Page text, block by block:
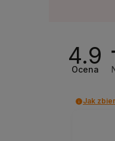
4.9
Ocena
Jak